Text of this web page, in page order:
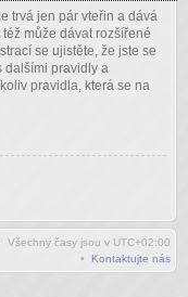
trvá jen pár vteřin a dává
může dávat rozšířené
se ujistěte, že jste se
dalšími pravidly a
pravidla, která se na
Všechny časy jsou v UTC+02:00
• Kontaktujte nás